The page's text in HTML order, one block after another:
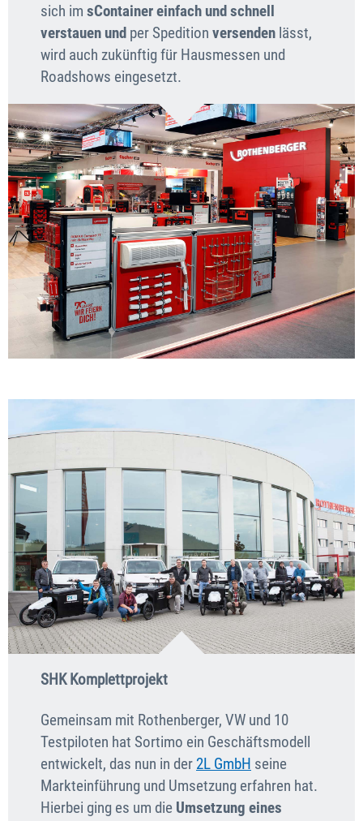
sich im sContainer einfach und schnell
verstauen und per Spedition versenden lässt,
wird auch zukünftig für Hausmessen und
Roadshows eingesetzt.
SHK Komplettprojekt
Gemeinsam mit Rothenberger, VW und 10
Testpiloten hat Sortimo ein Geschäftsmodell
entwickelt, das nun in der 2L GmbH seine
Markteinführung und Umsetzung erfahren hat.
Hierbei ging es um die Umsetzung eines